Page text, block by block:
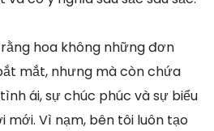
hoa không những đơn
mắt, nhưng mà còn chứa
ái, sự chúc phúc và sự biểu
Vì nạm, bên tôi luôn tạo